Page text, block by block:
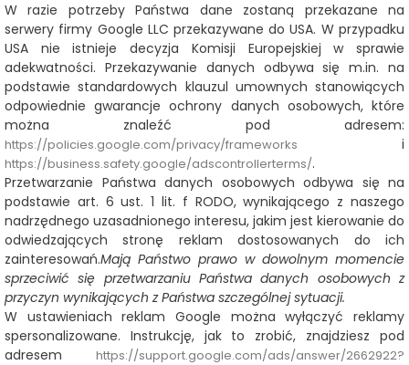
W razie potrzeby Państwa dane zostaną przekazane na
serwery firmy Google LLC przekazywane do USA. W przypadku
USA nie istnieje decyzja Komisji Europejskiej w sprawie
adekwatności. Przekazywanie danych odbywa się m.in. na
podstawie standardowych klauzul umownych stanowiących
odpowiednie gwarancje ochrony danych osobowych, które
można znaleźć pod adresem:
https://policies.google.com/privacy/frameworks i
https://business.safety.google/adscontrollerterms/.
Przetwarzanie Państwa danych osobowych odbywa się na
podstawie art. 6 ust. 1 lit. f RODO, wynikającego z naszego
nadrzędnego uzasadnionego interesu, jakim jest kierowanie do
odwiedzających stronę reklam dostosowanych do ich
zainteresowań.Mają Państwo prawo w dowolnym momencie
sprzeciwić się przetwarzaniu Państwa danych osobowych z
przyczyn wynikających z Państwa szczególnej sytuacji.
W ustawieniach reklam Google można wyłączyć reklamy
spersonalizowane. Instrukcję, jak to zrobić, znajdziesz pod
adresem https://support.google.com/ads/answer/2662922?